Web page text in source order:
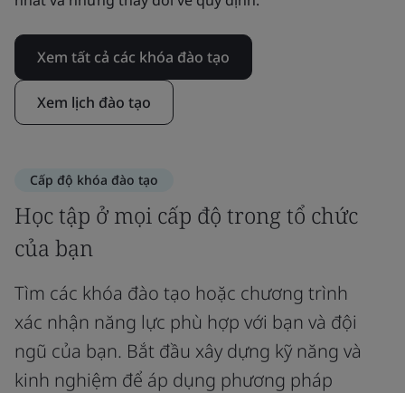
Xem tất cả các khóa đào tạo
Xem lịch đào tạo
Cấp độ khóa đào tạo
Học tập ở mọi cấp độ trong tổ chức
của bạn
Tìm các khóa đào tạo hoặc chương trình
xác nhận năng lực phù hợp với bạn và đội
ngũ của bạn. Bắt đầu xây dựng kỹ năng và
kinh nghiệm để áp dụng phương pháp